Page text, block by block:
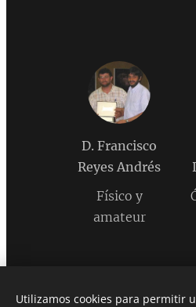
D. Francisco
ReyesAndrés
Físico y
amateur
Utilizamos cookies para permitir